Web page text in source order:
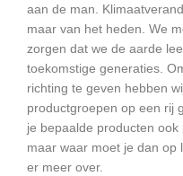
aan de man.
maar van het heden. We
zorgen dat we de aarde
toekomstige generaties.
richting te geven hebben
productgroepen op een rij
je bepaalde producten
maar waar moet je dan op
er meer over.